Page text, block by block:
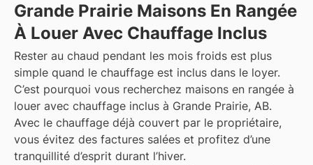
Grande Prairie Maisons En Rangée
À Louer Avec Chauffage Inclus
Rester au chaud pendant les mois froids est plus
simple quand le chauffage est inclus dans le loyer.
C’est pourquoi vous recherchez maisons en rangée à
louer avec chauffage inclus à Grande Prairie, AB.
Avec le chauffage déjà couvert par le propriétaire,
vous évitez des factures salées et profitez d’une
tranquillité d’esprit durant l’hiver.